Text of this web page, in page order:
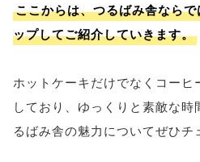
ここからは、つるばみ舎なら
ップしてご紹介していきます。
ホットケーキだけでなくコー
しており、ゆっくりと素敵な
るばみ舎の魅力についてぜひチ